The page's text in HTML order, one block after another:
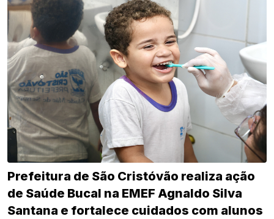
Prefeitura de São Cristóvão realiza ação
de Saúde Bucal na EMEF Agnaldo Silva
Santana e fortalece cuidados com alunos